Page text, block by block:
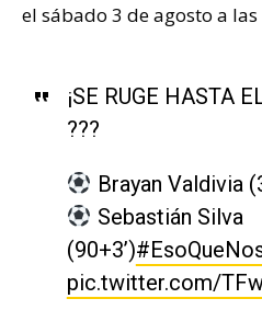
el sábado 3 de agosto a
¡SE RUGE HASTA
???
Brayan Valdivia
Sebastián Silva
(90+3’)
pic.twitter.com/